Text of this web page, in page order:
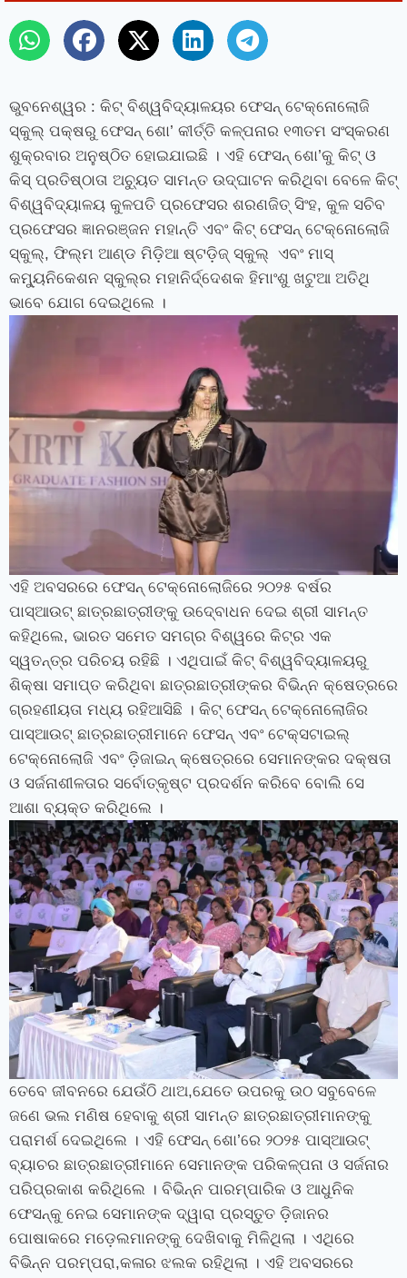
ଭୁବନେଶ୍ୱର : କିଟ୍‍ ବିଶ୍ୱବିଦ୍ୟାଳୟର ଫେସନ୍‍ ଟେକ୍ନୋଲୋଜି
ସ୍କୁଲ୍‍ ପକ୍ଷରୁ ଫେସନ୍‍ ଶୋ’ କୀର୍ତ୍ତି କଳ୍ପନାର ୧୩ତମ ସଂସ୍କରଣ
ଶୁକ୍ରବାର ଅନୁଷ୍ଠିତ ହୋଇଯାଇଛି । ଏହି ଫେସନ୍‍ ଶୋ’କୁ କିଟ୍‍ ଓ
କିସ୍‍ ପ୍ରତିଷ୍ଠାତା ଅଚ୍ୟୁତ ସାମନ୍ତ ଉଦ୍‍ଘାଟନ କରିଥିବା ବେଳେ କିଟ୍‍
ବିଶ୍ୱବିଦ୍ୟାଳୟ କୁଳପତି ପ୍ରଫେସର ଶରଣଜିତ୍‍ ସିଂହ, କୁଳ ସଚିବ
ପ୍ରଫେସର ଜ୍ଞାନରଞ୍ଜନ ମହାନ୍ତି ଏବଂ କିଟ୍‍ ଫେସନ୍‍ ଟେକ୍ନୋଲୋଜି
ସ୍କୁଲ୍‍, ଫିଲ୍ମ ଆଣ୍ଡ ମିଡ଼ିଆ ଷ୍ଟଡ଼ିଜ୍‍ ସ୍କୁଲ୍‍ ଏବଂ ମାସ୍‍
କମ୍ୟୁନିକେଶନ ସ୍କୁଲ୍‍ର ମହାନିର୍ଦ୍ଦେଶକ ହିମାଂଶୁ ଖଟୁଆ ଅତିଥି
ଭାବେ ଯୋଗ ଦେଇଥିଲେ ।
ଏହି ଅବସରରେ ଫେସନ୍‍ ଟେକ୍ନୋଲୋଜିରେ ୨୦୨୫ ବର୍ଷର
ପାସ୍‍ଆଉଟ୍‍ ଛାତ୍ରଛାତ୍ରୀଙ୍କୁ ଉଦ୍‍ବୋଧନ ଦେଇ ଶ୍ରୀ ସାମନ୍ତ
କହିଥିଲେ, ଭାରତ ସମେତ ସମଗ୍ର ବିଶ୍ୱରେ କିଟ୍‍ର ଏକ
ସ୍ୱତନ୍ତ୍ର ପରିଚୟ ରହିଛି । ଏଥିପାଇଁ କିଟ୍‍ ବିଶ୍ୱବିଦ୍ୟାଳୟରୁ
ଶିକ୍ଷା ସମାପ୍ତ କରିଥିବା ଛାତ୍ରଛାତ୍ରୀଙ୍କର ବିଭିନ୍ନ କ୍ଷେତ୍ରରେ
ଗ୍ରହଣୀୟତା ମଧ୍ୟ ରହିଆସିଛି । କିଟ୍‍ ଫେସନ୍‍ ଟେକ୍ନୋଲୋଜିର
ପାସ୍‍ଆଉଟ୍‍ ଛାତ୍ରଛାତ୍ରୀମାନେ ଫେସନ୍‍ ଏବଂ ଟେକ୍ସଟାଇଲ୍‍
ଟେକ୍ନୋଲୋଜି ଏବଂ ଡ଼ିଜାଇନ୍‍ କ୍ଷେତ୍ରରେ ସେମାନଙ୍କର ଦକ୍ଷତା
ଓ ସର୍ଜନାଶୀଳତାର ସର୍ବୋତ୍କୃଷ୍ଟ ପ୍ରଦର୍ଶନ କରିବେ ବୋଲି ସେ
ଆଶା ବ୍ୟକ୍ତ କରିଥିଲେ ।
ତେବେ ଜୀବନରେ ଯେଉଁଠି ଥାଅ,ଯେତେ ଉପରକୁ ଉଠ ସବୁବେଳେ
ଜଣେ ଭଲ ମଣିଷ ହେବାକୁ ଶ୍ରୀ ସାମନ୍ତ ଛାତ୍ରଛାତ୍ରୀମାନଙ୍କୁ
ପରାମର୍ଶ ଦେଇଥିଲେ । ଏହି ଫେସନ୍‍ ଶୋ’ରେ ୨୦୨୫ ପାସ୍‍ଆଉଟ୍‍
ବ୍ୟାଚର ଛାତ୍ରଛାତ୍ରୀମାନେ ସେମାନଙ୍କ ପରିକଳ୍ପନା ଓ ସର୍ଜନାର
ପରିପ୍ରକାଶ କରିଥିଲେ । ବିଭିନ୍ନ ପାରମ୍ପାରିକ ଓ ଆଧୁନିକ
ଫେସନ୍‍କୁ ନେଇ ସେମାନଙ୍କ ଦ୍ୱାରା ପ୍ରସ୍ତୁତ ଡ଼ିଜାନର
ପୋଷାକରେ ମଡ଼େଲମାନଙ୍କୁ ଦେଖିବାକୁ ମିଳିଥିଲା । ଏଥିରେ
ବିଭିନ୍ନ ପରମ୍ପରା,କଳାର ଝଲକ ରହିଥିଲା । ଏହି ଅବସରରେ